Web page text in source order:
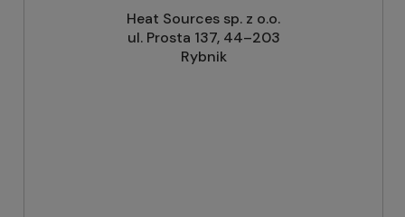
Heat Sources sp. z o.o.
ul. Prosta 137, 44–203
Rybnik